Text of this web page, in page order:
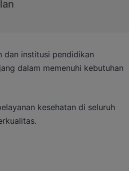
dan institusi pendidikan
dalam memenuhi kebutuhan
kesehatan di seluruh